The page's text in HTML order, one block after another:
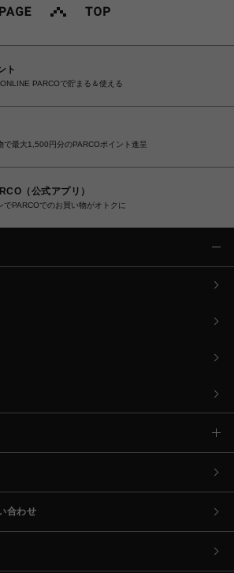
ト
PARCOで貯まる＆使える
で最大1,500円分のPARCOポイント進呈
（公式アプリ）
でPARCOでのお買い物がオトクに
合わせ